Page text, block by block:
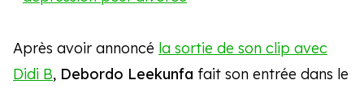
Après avoir annoncé la sortie de son clip avec
Didi B, Debordo Leekunfa fait son entrée dans le